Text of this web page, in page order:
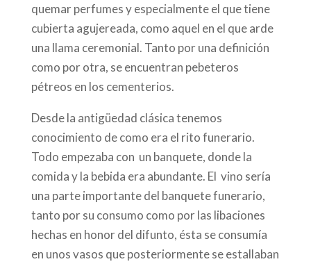
quemar perfumes y especialmente el que tiene
cubierta agujereada, como aquel en el que arde
una llama ceremonial. Tanto por una definición
como por otra, se encuentran pebeteros
pétreos en los cementerios.
Desde la antigüedad clásica tenemos
conocimiento de como era el rito funerario.
Todo empezaba con un banquete, donde la
comida y la bebida era abundante. El vino sería
una parte importante del banquete funerario,
tanto por su consumo como por las libaciones
hechas en honor del difunto, ésta se consumía
en unos vasos que posteriormente se estallaban